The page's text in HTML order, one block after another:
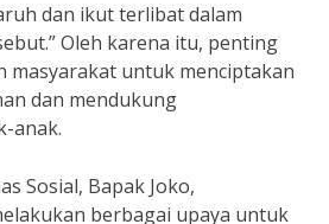
dan ikut terlibat dalam
Oleh karena itu, penting
masyarakat untuk menciptakan
dan mendukung
anak.
Sosial, Bapak Joko,
berbagai upaya untuk